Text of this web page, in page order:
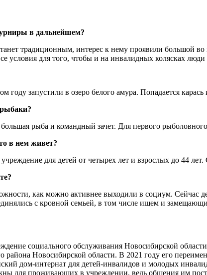
в дальнейшем?
традиционным, интерес к нему проявили большой
условия для того, чтобы и на инвалидных колясках люди
запустили в озеро белого амура. Попадается карась
рыба и командный зачет. Для первого
в нем живет?
для детей от четырех лет и взрослых до 44
как можно активнее выходили в социум. Сейчас
с кровной семьей, в том числе ищем и
социального обслуживания Новосибирской
Новосибирской области. В 2021 году его
дом-интернат для детей-инвалидов и молодых
для проживающих в учреждении, ведь общения им